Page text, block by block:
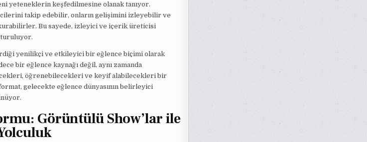
yeteneklerin keşfedilmesine olanak tanıyor.
takip edebilir, onların gelişimini izleyebilir ve
Bu sayede, izleyici ve içerik üreticisi
yenilikçi ve etkileyici bir eğlence biçimi olarak
bir eğlence kaynağı değil, aynı zamanda
öğrenebilecekleri ve keyif alabilecekleri bir
gelecekte eğlence dünyasının belirleyici
Görüntülü Show’lar ile